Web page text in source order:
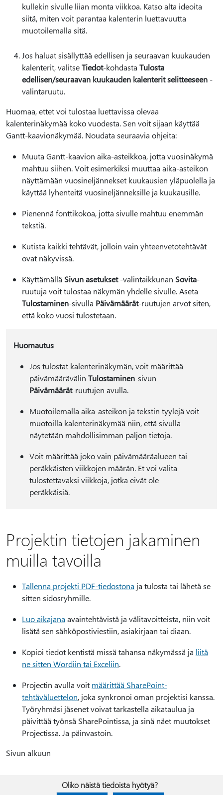
kullekin sivulle liian monta viikkoa. Katso alta ideoita
siitä, miten voit parantaa kalenterin luettavuutta
muotoilemalla sitä.
Jos haluat sisällyttää edellisen ja seuraavan kuukauden
kalenterit, valitseTiedot-kohdasta Tulosta
edellisen/seuraavan kuukauden kalenterit selitteeseen -
valintaruutu.
Huomaa, ettet voi tulostaa luettavissa olevaa
kalenterinäkymää koko vuodesta. Sen voit sijaan käyttää
Gantt-kaavionäkymää. Noudata seuraavia ohjeita:
Muuta Gantt-kaavion aika-asteikkoa, jotta vuosinäkymä
mahtuu siihen. Voit esimerkiksi muuttaa aika-asteikon
näyttämään vuosineljännekset kuukausien yläpuolella ja
käyttää lyhenteitä vuosineljänneksille ja kuukausille.
Pienennä fonttikokoa, jotta sivulle mahtuu enemmän
tekstiä.
Kutista kaikki tehtävät, jolloin vain yhteenvetotehtävät
ovat näkyvissä.
Käyttämällä Sivun asetukset-valintaikkunan Sovita-
ruutuja voit tulostaa näkymän yhdelle sivulle. Aseta
Tulostaminen-sivulla Päivämäärät-ruutujen arvot siten,
että koko vuosi tulostetaan.
Huomautus
Jos tulostat kalenterinäkymän, voit määrittää
päivämäärävälin Tulostaminen-sivun
Päivämäärät-ruutujen avulla.
Muotoilemalla aika-asteikon ja tekstin tyylejä voit
muotoilla kalenterinäkymää niin, että sivulla
näytetään mahdollisimman paljon tietoja.
Voit määrittää joko vain päivämääräalueen tai
peräkkäisten viikkojen määrän. Et voi valita
tulostettavaksi viikkoja, jotka eivät ole
peräkkäisiä.
Projektin tietojen jakaminen
muilla tavoilla
Tallenna projekti PDF-tiedostona ja tulosta tai lähetä se
sitten sidosryhmille.
Luo aikajana avaintehtävistä ja välitavoitteista, niin voit
lisätä sen sähköpostiviestiin, asiakirjaan tai diaan.
Kopioi tiedot kentistä missä tahansa näkymässä ja liitä
ne sitten Wordiin tai Exceliin.
Projectin avulla voit määrittää SharePoint-
tehtäväluettelon, joka synkronoi oman projektisi kanssa.
Työryhmäsi jäsenet voivat tarkastella aikataulua ja
päivittää työnsä SharePointissa, ja sinä näet muutokset
Projectissa. Ja päinvastoin.
Sivun alkuun
Oliko näistä tiedoista hyötyä?